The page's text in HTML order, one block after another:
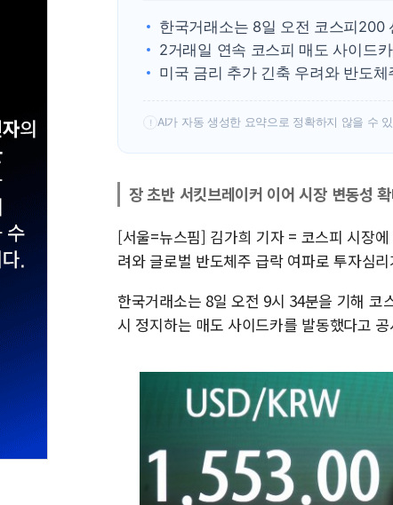
한국거래소는 8일 오전 코스피200
2거래일 연속 코스피 매도 사이드
미국 금리 추가 긴축 우려와 반도체
! AI가 자동 생성한 요약으로 정확하지 않을 수
장 초반 서킷브레이커 이어 시장 변동성
[서울=뉴스핌] 김가희 기자 = 코스피 시장
려와 글로벌 반도체주 급락 여파로 투자심
한국거래소는 8일 오전 9시 34분을 기해 코
시 정지하는 매도 사이드카를 발동했다고